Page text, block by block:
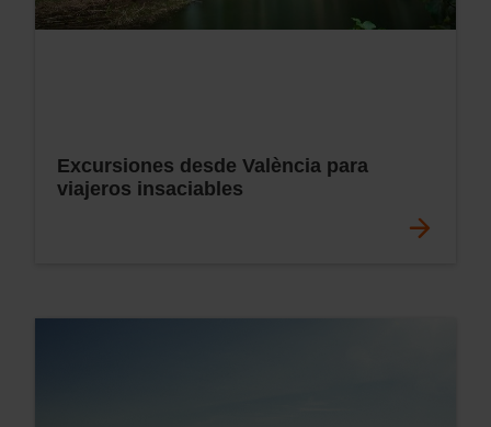
Excursiones desde València para
viajeros insaciables